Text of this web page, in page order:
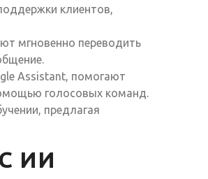
клиентов,
мгновенно переводить
Assistant, помогают
голосовых команд.
предлагая
ИИ